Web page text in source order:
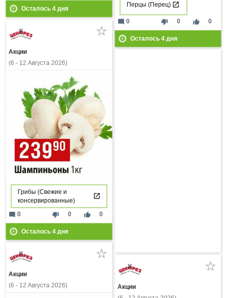
Осталось 4дня
Перцы (Перец)
thumb_down 0 thumb_up 0
mode_comment 0
Осталось 4дня
Акции
(6 - 12 Августа 2026)
Грибы (Свежие и
консервированные)
thumb_down 0 thumb_up 0
mode_comment 0
Осталось 4дня
Акции
(6 - 12 Августа 2026)
Акции